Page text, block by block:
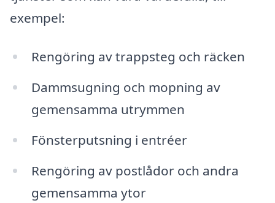
exempel:
Rengöring av trappsteg och räcken
Dammsugning och mopning av
gemensamma utrymmen
Fönsterputsning i entréer
Rengöring av postlådor och andra
gemensamma ytor